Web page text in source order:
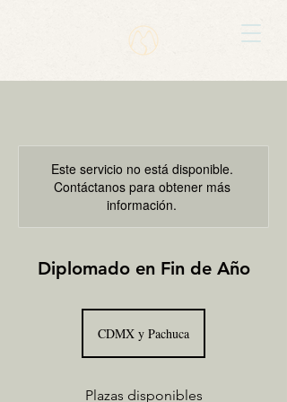
Este servicio no está disponible.
Contáctanos para obtener más
información.
Diplomado en Fin de Año
CDMX y Pachuca
Plazas disponibles